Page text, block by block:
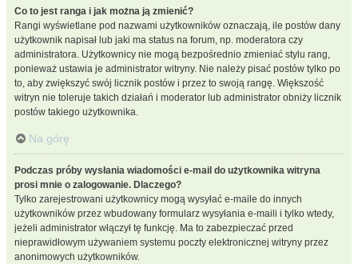
Co to jest ranga i jak można ją zmienić?
Rangi wyświetlane pod nazwami użytkowników oznaczają, ile postów dany
użytkownik napisał lub jaki ma status na forum, np. moderatora czy
administratora. Użytkownicy nie mogą bezpośrednio zmieniać stylu rang,
ponieważ ustawia je administrator witryny. Nie należy pisać postów tylko po
to, aby zwiększyć swój licznik postów i przez to swoją rangę. Większość
witryn nie toleruje takich działań i moderator lub administrator obniży licznik
postów takiego użytkownika.
Na górę
Podczas próby wysłania wiadomości e-mail do użytkownika witryna
prosi mnie o zalogowanie. Dlaczego?
Tylko zarejestrowani użytkownicy mogą wysyłać e-maile do innych
użytkowników przez wbudowany formularz wysyłania e-maili i tylko wtedy,
jeżeli administrator włączył tę funkcję. Ma to zabezpieczać przed
nieprawidłowym używaniem systemu poczty elektronicznej witryny przez
anonimowych użytkowników.